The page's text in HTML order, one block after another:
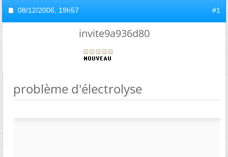
08/12/2006, 19h57 #1
invite9a936d80
problème d'électrolyse